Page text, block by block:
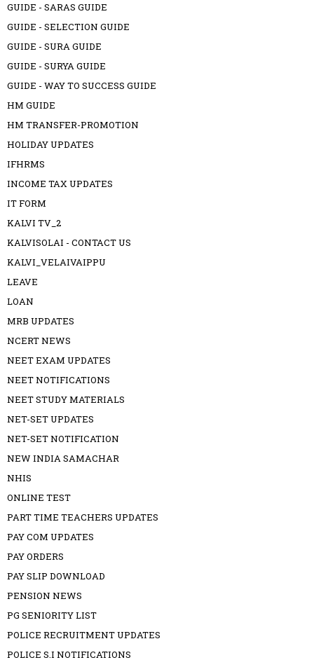
GUIDE - SARAS GUIDE
GUIDE - SELECTION GUIDE
GUIDE - SURA GUIDE
GUIDE - SURYA GUIDE
GUIDE - WAY TO SUCCESS GUIDE
HM GUIDE
HM TRANSFER-PROMOTION
HOLIDAY UPDATES
IFHRMS
INCOME TAX UPDATES
IT FORM
KALVI TV_2
KALVISOLAI - CONTACT US
KALVI_VELAIVAIPPU
LEAVE
LOAN
MRB UPDATES
NCERT NEWS
NEET EXAM UPDATES
NEET NOTIFICATIONS
NEET STUDY MATERIALS
NET-SET UPDATES
NET-SET NOTIFICATION
NEW INDIA SAMACHAR
NHIS
ONLINE TEST
PART TIME TEACHERS UPDATES
PAY COM UPDATES
PAY ORDERS
PAY SLIP DOWNLOAD
PENSION NEWS
PG SENIORITY LIST
POLICE RECRUITMENT UPDATES
POLICE S.I NOTIFICATIONS